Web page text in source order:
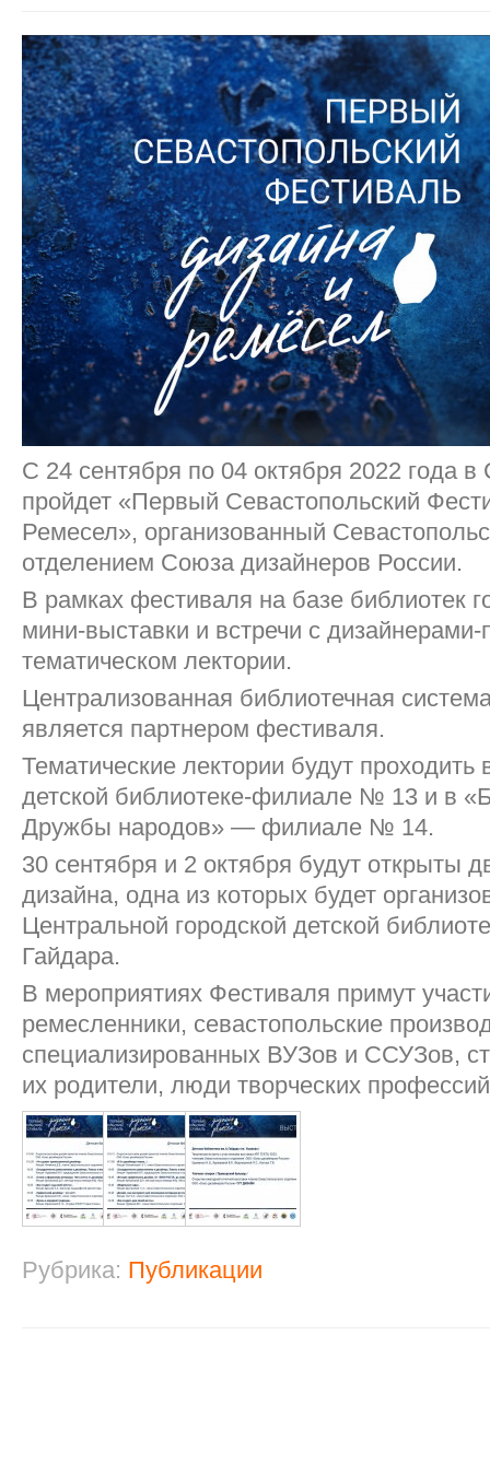
С 24 сентября по 04 октября 2022 года в
пройдет «Первый Севастопольский
Ремесел», организованный
отделением Союза дизайнеров России.
В рамках фестиваля на базе библиотек
мини-выставки и встречи с дизайнерами-
тематическом лектории.
Централизованная библиотечная
является партнером фестиваля.
Тематические лектории будут проходить
детской библиотеке-филиале № 13 и в
Дружбы народов» — филиале № 14.
30 сентября и 2 октября будут открыты
дизайна, одна из которых будет
Центральной городской детской
Гайдара.
В мероприятиях Фестиваля примут
ремесленники, севастопольские
специализированных ВУЗов и ССУЗов,
их родители, люди творческих
Рубрика: Публикации